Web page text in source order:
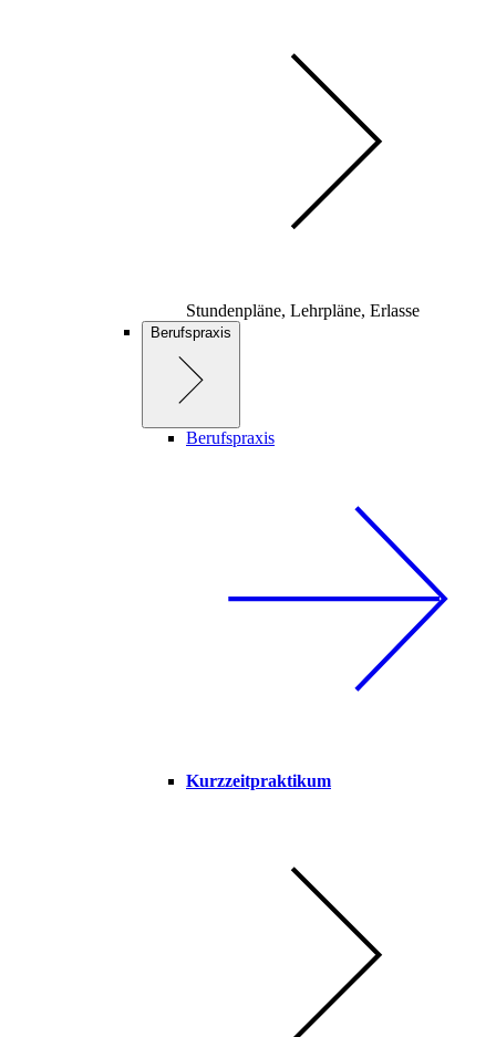
Stundenpläne, Lehrpläne, Erlasse
Berufspraxis
Berufspraxis
Kurzzeitpraktikum